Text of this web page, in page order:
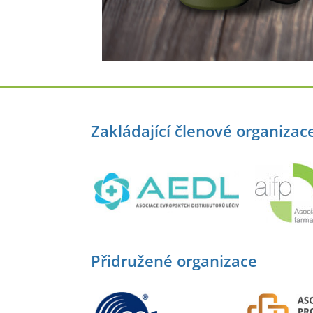
Zakládající členové
Přidružené organizace